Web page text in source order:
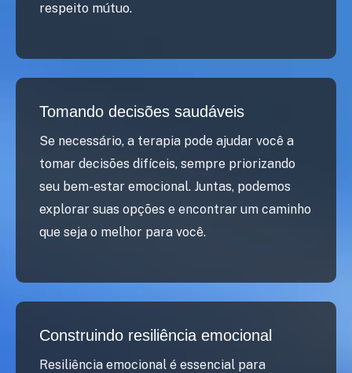
respeito mútuo.
Tomando decisões saudáveis
Se necessário, a terapia pode ajudar você a
tomar decisões difíceis, sempre priorizando
seu bem-estar emocional. Juntas, podemos
explorar suas opções e encontrar um caminho
que seja o melhor para você.
Construindo resiliência emocional
Resiliência emocional é essencial para